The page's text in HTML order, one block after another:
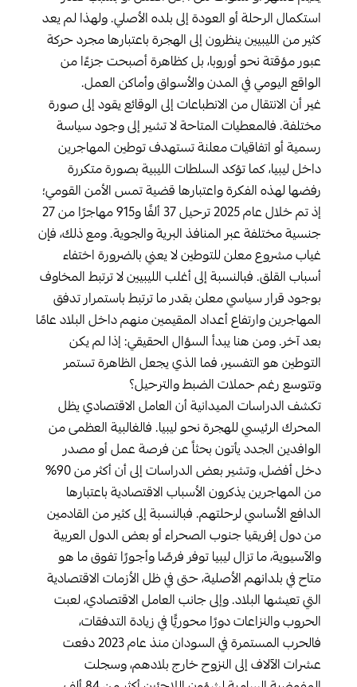
استكمال الرحلة أو العودة إلى بلده الأصلي. ولهذا لم يعد
كثير من الليبيين ينظرون إلى الهجرة باعتبارها مجرد حركة
عبور مؤقتة نحو أوروبا، بل كظاهرة أصبحت جزءًا من
الواقع اليومي في المدن والأسواق وأماكن العمل.
غير أن الانتقال من الانطباعات إلى الوقائع يقود إلى صورة
مختلفة. فالمعطيات المتاحة لا تشير إلى وجود سياسة
رسمية أو اتفاقيات معلنة تستهدف توطين المهاجرين
داخل ليبيا، كما تؤكد السلطات الليبية بصورة متكررة
رفضها لهذه الفكرة واعتبارها قضية تمس الأمن القومي؛
إذ تم خلال عام 2025 ترحيل 37 ألفًا و915 مهاجرًا من 27
جنسية مختلفة عبر المنافذ البرية والجوية. ومع ذلك، فإن
غياب مشروع معلن للتوطين لا يعني بالضرورة اختفاء
أسباب القلق. فبالنسبة إلى أغلب الليبيين لا ترتبط المخاوف
بوجود قرار سياسي معلن بقدر ما ترتبط باستمرار تدفق
المهاجرين وارتفاع أعداد المقيمين منهم داخل البلاد عامًا
بعد آخر. ومن هنا يبدأ السؤال الحقيقي: إذا لم يكن
التوطين هو التفسير، فما الذي يجعل الظاهرة تستمر
وتتوسع رغم حملات الضبط والترحيل؟
تكشف الدراسات الميدانية أن العامل الاقتصادي يظل
المحرك الرئيسي للهجرة نحو ليبيا. فالغالبية العظمى من
الوافدين الجدد يأتون بحثاً عن فرصة عمل أو مصدر
دخل أفضل، وتشير بعض الدراسات إلى أن أكثر من 90%
من المهاجرين يذكرون الأسباب الاقتصادية باعتبارها
الدافع الأساسي لرحلتهم. فبالنسبة إلى كثير من القادمين
من دول إفريقيا جنوب الصحراء أو بعض الدول العربية
والآسيوية، ما تزال ليبيا توفر فرصًا وأجورًا تفوق ما هو
متاح في بلدانهم الأصلية، حتى في ظل الأزمات الاقتصادية
التي تعيشها البلاد. وإلى جانب العامل الاقتصادي، لعبت
الحروب والنزاعات دورًا محوريًّا في زيادة التدفقات،
فالحرب المستمرة في السودان منذ عام 2023 دفعت
عشرات الآلاف إلى النزوح خارج بلادهم، وسجلت